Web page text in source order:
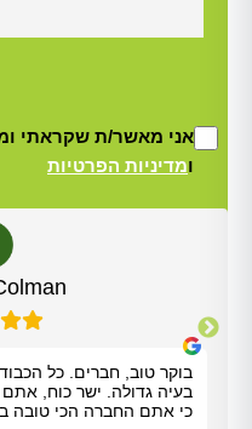
אני מאשר/ת שקראתי
ומדיניות הפרטיות
תודה על כל העזרה.
הגיע תוך שעה, ביצע את
ברורים. כל הכבוד!